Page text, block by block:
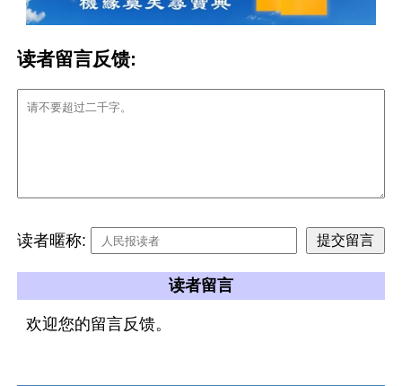
读者留言反馈:
读者暱称:
读者留言
欢迎您的留言反馈。